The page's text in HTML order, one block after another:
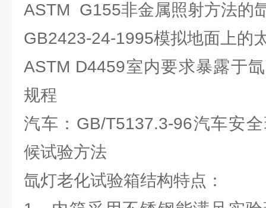
ASTM G155非金属照射方法的
GB2423-24-1995模拟地面上的
ASTM D4459室内要求暴露于
规程
汽车：GB/T5137.3-96汽车安
候试验方法
氙灯老化试验箱结构特点：